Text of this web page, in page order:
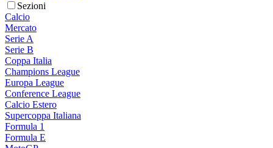
Sezioni
Calcio
Mercato
Serie A
Serie B
Coppa Italia
Champions League
Europa League
Conference League
Calcio Estero
Supercoppa Italiana
Formula 1
Formula E